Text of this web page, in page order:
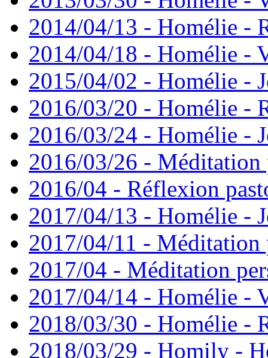
2014/04/13 - Homélie -
2014/04/18 - Homélie -
2015/04/02 - Homélie -
2016/03/20 - Homélie -
2016/03/24 - Homélie -
2016/03/26 - Méditation
2016/04 - Réflexion
2017/04/13 - Homélie -
2017/04/11 -
2017/04 - Méditation
2017/04/14 - Homélie -
2018/03/30 - Homélie -
2018/03/29 - Homily -